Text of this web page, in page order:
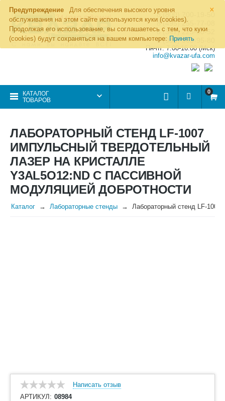
×
Предупреждение
Для обеспечения высокого уровня
обслуживания на этом сайте используются куки (cookies).
Продолжая его использование, вы соглашаетесь с тем, что куки
(cookies) будут сохраняться на вашем компьютере: Принять
8 (800) 700-19-50
8 (495) 255-77-08
8 (347) 225-00-52
8 (986) 963-95-80
Пн-пт: 7.00-16.00 (Мск)
info@kvazar-ufa.com
КАТАЛОГ
ТОВАРОВ
0
ЛАБОРАТОРНЫЙ СТЕНД LF-1007
ИМПУЛЬСНЫЙ ТВЕРДОТЕЛЬНЫЙ
ЛАЗЕР НА КРИСТАЛЛЕ
Y3AL5O12:ND С ПАССИВНОЙ
МОДУЛЯЦИЕЙ ДОБРОТНОСТИ
Каталог Лабораторные стенды Лабораторный стенд LF-
Написать отзыв
АРТИКУЛ: 08984